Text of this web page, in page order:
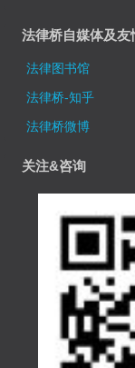
法律桥自媒体及友
法律图书馆
法律桥-知乎
法律桥微博
关注&咨询